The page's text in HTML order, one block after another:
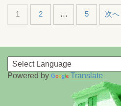
1 2 … 5 次へ
Powered by Translate